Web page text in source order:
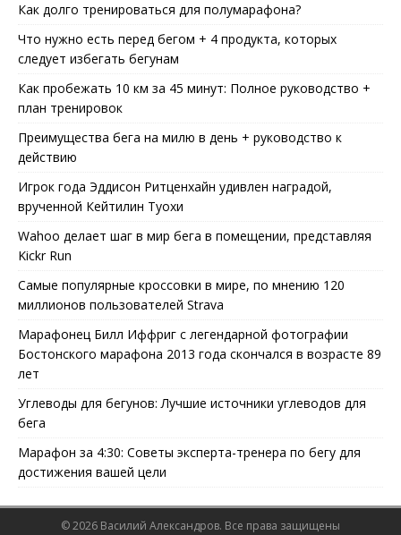
Как долго тренироваться для полумарафона?
Что нужно есть перед бегом + 4 продукта, которых
следует избегать бегунам
Как пробежать 10 км за 45 минут: Полное руководство +
план тренировок
Преимущества бега на милю в день + руководство к
действию
Игрок года Эддисон Ритценхайн удивлен наградой,
врученной Кейтилин Туохи
Wahoo делает шаг в мир бега в помещении, представляя
Kickr Run
Самые популярные кроссовки в мире, по мнению 120
миллионов пользователей Strava
Марафонец Билл Иффриг с легендарной фотографии
Бостонского марафона 2013 года скончался в возрасте 89
лет
Углеводы для бегунов: Лучшие источники углеводов для
бега
Марафон за 4:30: Советы эксперта-тренера по бегу для
достижения вашей цели
©2026 Василий Александров. Все права защищены